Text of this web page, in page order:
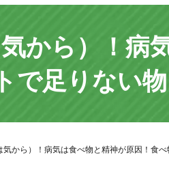
から）！病
で足りない
から）！病気は食べ物と精神が原因！食